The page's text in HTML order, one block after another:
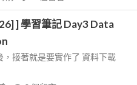
] 學習筆記 Day3 Data
接著就是要實作了 資料下載